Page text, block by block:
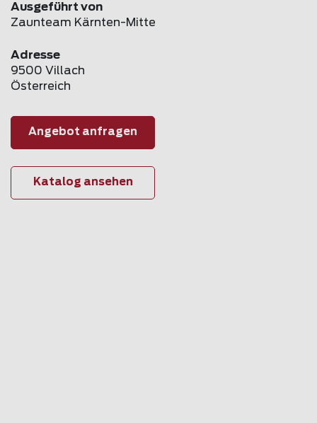
Ausgeführt von
Zaunteam Kärnten-Mitte
Adresse
9500 Villach
Österreich
Angebot anfragen
Katalog ansehen